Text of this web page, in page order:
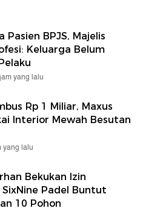
Pasien BPJS, Majelis
Keluarga Belum
yang lalu
Rp 1 Miliar, Maxus
Interior Mewah Besutan
yang lalu
Bekukan Izin
Padel Buntut
10 Pohon